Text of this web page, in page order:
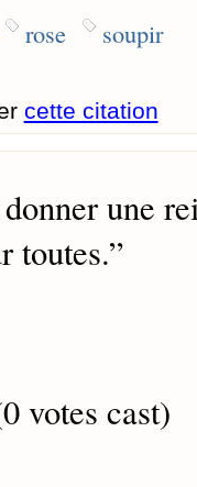
rose soupir
cette citation
une
toutes.”
votes cast)